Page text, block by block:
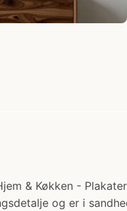
& Køkken -
og er i